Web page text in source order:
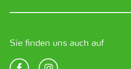
Sie finden uns auch auf